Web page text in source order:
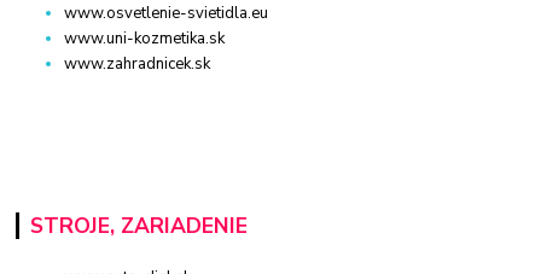
www.osvetlenie-svietidla.eu
www.uni-kozmetika.sk
www.zahradnicek.sk
STROJE, ZARIADENIE